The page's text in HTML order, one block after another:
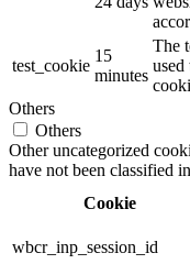
test_cookie
15
minutes
The
used
Others
Others
Other uncategorized
have not been classified
Cookie
wbcr_inp_session_id